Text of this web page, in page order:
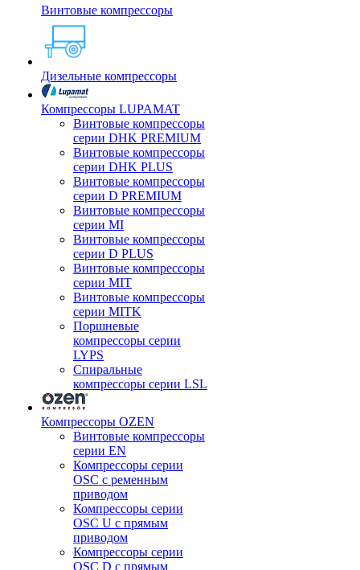
Винтовые компрессоры
Дизельные компрессоры
Компрессоры LUPAMAT
Винтовые компрессоры
серии DHK PREMIUM
Винтовые компрессоры
серии DHK PLUS
Винтовые компрессоры
серии D PREMIUM
Винтовые компрессоры
серии MI
Винтовые компрессоры
серии D PLUS
Винтовые компрессоры
серии MIT
Винтовые компрессоры
серии MITK
Поршневые
компрессоры серии
LYPS
Спиральные
компрессоры серии LSL
Компрессоры OZEN
Винтовые компрессоры
серии EN
Компрессоры серии
OSC с ременным
приводом
Компрессоры серии
OSC U с прямым
приводом
Компрессоры серии
OSC D с прямым